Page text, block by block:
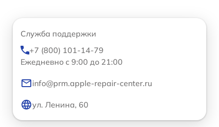
Служба поддержки
+7 (800) 101-14-79
Ежедневно с 9:00 до 21:00
info@prm.apple-repair-center.ru
ул. Ленина, 60